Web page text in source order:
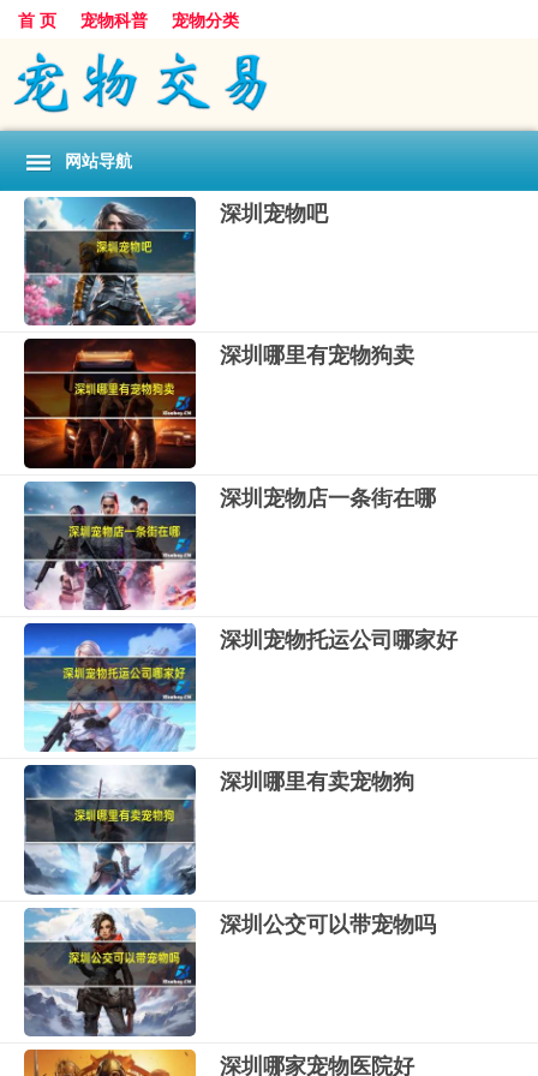
首 页 宠物科普 宠物分类
网站导航
深圳宠物吧
深圳哪里有宠物狗卖
深圳宠物店一条街在哪
深圳宠物托运公司哪家好
深圳哪里有卖宠物狗
深圳公交可以带宠物吗
深圳哪家宠物医院好